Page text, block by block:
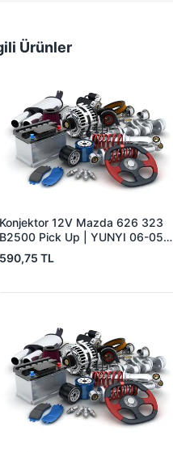
Ürünler
Konjektor 12V Mazda 626 323
B2500 Pick Up | YUNYI 06-050
| OEM 23127VB310
231150V010
590,75 TL